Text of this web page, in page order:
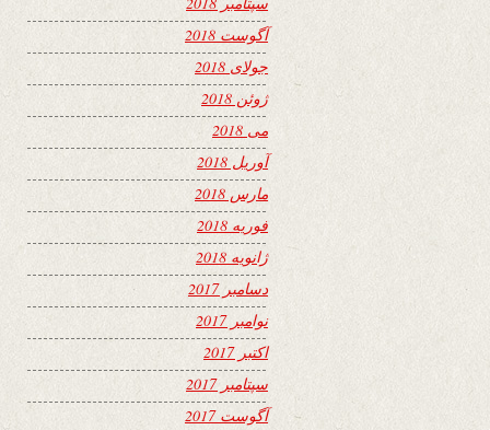
آگوست 2018
جولای 2018
ژوئن 2018
می 2018
آوریل 2018
مارس 2018
فوریه 2018
ژانویه 2018
دسامبر 2017
نوامبر 2017
اکتبر 2017
سپتامبر 2017
آگوست 2017